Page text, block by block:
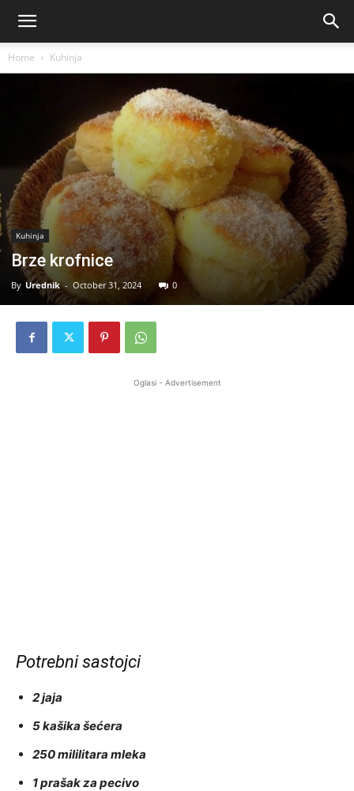
Home Kuhinja
Kuhinja
Brze krofnice
By Urednik - October 31, 2024 0
Oglasi - Advertisement
Potrebni sastojci
2 jaja
5 kašika šećera
250 mililitara mleka
1 prašak za pecivo